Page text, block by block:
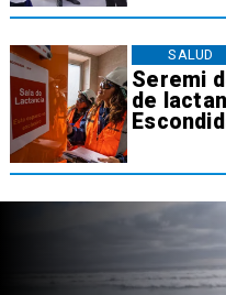
Seremi
de
SALUD